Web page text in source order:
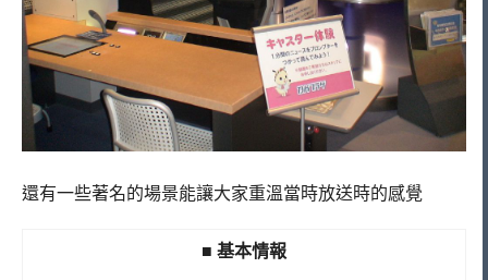
還有一些著名的場景能讓大家重溫當時放送時的感覺
■ 基本情報